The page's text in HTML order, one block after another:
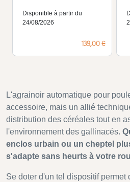
Disponible à partir du
24/08/2026
Prix
139,00 €
L'agrainoir automatique pour
accessoire, mais un allié
distribution des céréales tout en
l'environnement des gallinacés.
enclos urbain ou un cheptel
s'adapte sans heurts à votre
Se doter d'un tel dispositif permet